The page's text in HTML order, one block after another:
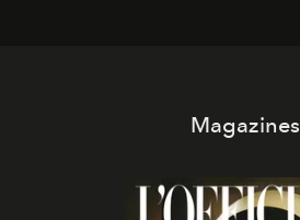
Magazines